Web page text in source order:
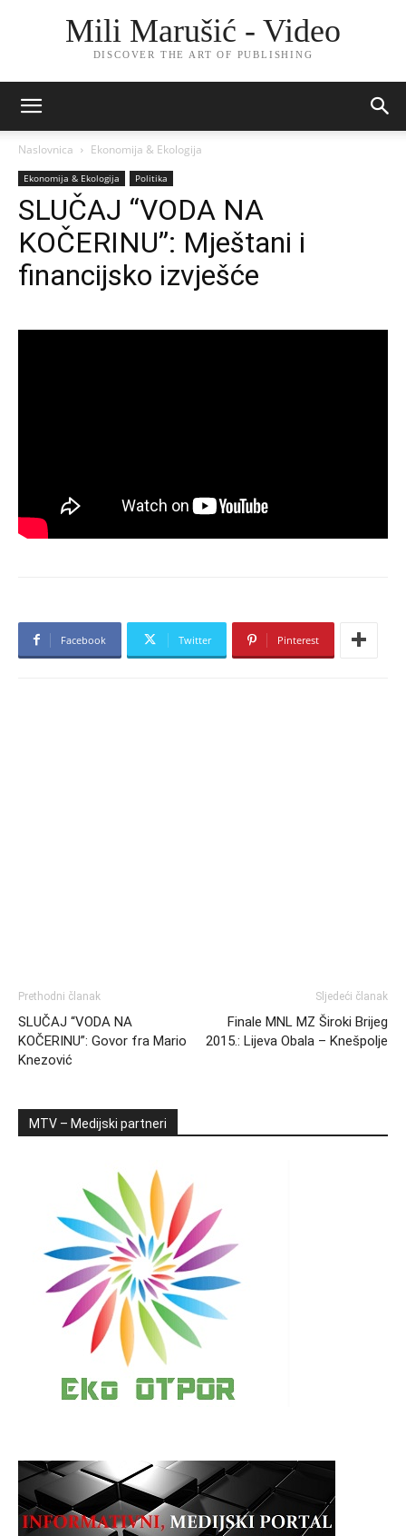
Mili Marušić - Video
DISCOVER THE ART OF PUBLISHING
Naslovnica Ekonomija & Ekologija
Ekonomija & Ekologija Politika
SLUČAJ “VODA NA
KOČERINU”: Mještani i
financijsko izvješće
Facebook Twitter Pinterest
Prethodni članak
SLUČAJ “VODA NA
KOČERINU”: Govor fra Mario
Knezović
Sljedeći članak
Finale MNL MZ Široki Brijeg
2015.: Lijeva Obala – Knešpolje
MTV – Medijski partneri